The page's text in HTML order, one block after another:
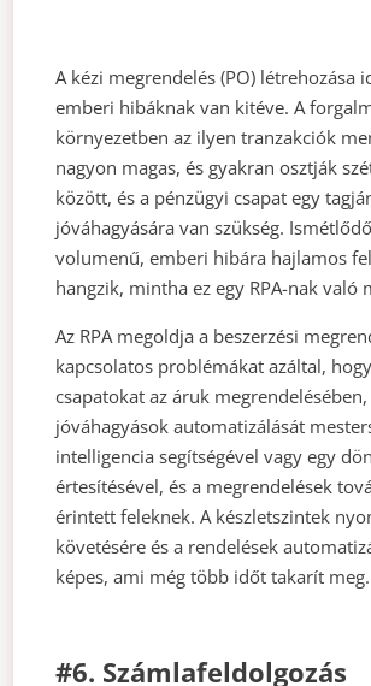
A kézi megrendelés (PO) létrehozása
emberi hibáknak van kitéve. A
környezetben az ilyen tranzakciók
nagyon magas, és gyakran osztják
között, és a pénzügyi csapat egy
jóváhagyására van szükség.
volumenű, emberi hibára hajlamos
hangzik, mintha ez egy RPA-nak való
Az RPA megoldja a beszerzési
kapcsolatos problémákat azáltal,
csapatokat az áruk megrendelésében,
jóváhagyások automatizálását
intelligencia segítségével vagy egy
értesítésével, és a megrendelések
érintett feleknek. A készletszintek
követésére és a rendelések
képes, ami még több időt takarít meg.
#6. Számlafeldolgozás